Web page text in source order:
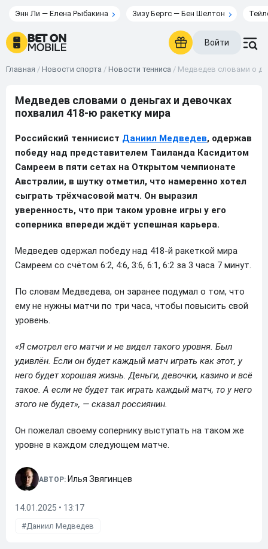
Энн Ли — Елена Рыбакина Зизу Бергс — Бен Шелтон
Войти
Главная / Новости спорта / Новости тенниса / Медведев словами о
Медведев словами о деньгах и девочках
похвалил 418-ю ракетку мира
Российский теннисист Даниил Медведев, одержав
победу над представителем Таиланда Касидитом
Самреем в пяти сетах на Открытом чемпионате
Австралии, в шутку отметил, что намеренно хотел
сыграть трёхчасовой матч. Он выразил
уверенность, что при таком уровне игры у его
соперника впереди ждёт успешная карьера.
Медведев одержал победу над 418-й ракеткой мира
Самреем со счётом 6:2, 4:6, 3:6, 6:1, 6:2 за 3 часа 7 минут.
По словам Медведева, он заранее подумал о том, что
ему не нужны матчи по три часа, чтобы повысить свой
уровень.
«Я смотрел его матчи и не видел такого уровня. Был
удивлён. Если он будет каждый матч играть как этот, у
него будет хорошая жизнь. Деньги, девочки, казино и всё
такое. А если не будет так играть каждый матч, то у него
этого не будет», — сказал россиянин.
Он пожелал своему сопернику выступать на таком же
уровне в каждом следующем матче.
АВТОР: Илья Звягинцев
14.01.2025 • 13:17
Даниил Медведев